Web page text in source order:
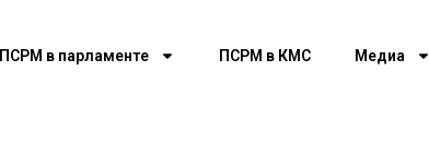
ПСРМ в парламенте ПСРМ в КМС Медиа